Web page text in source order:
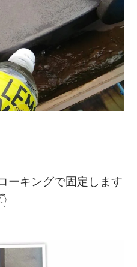
ーキングで固定します
👇